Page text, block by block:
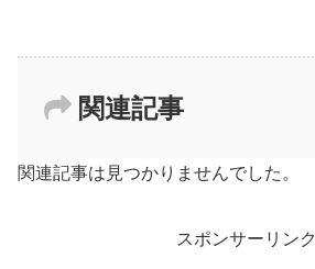
関連記事
関連記事は見つかりませんでした。
スポンサーリンク